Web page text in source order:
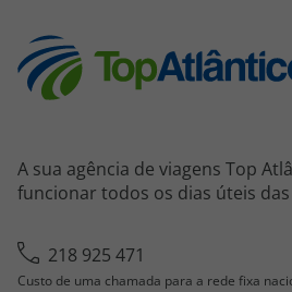
A sua agência de viagens Top
funcionar todos os dias úteis das
218 925 471
Custo de uma chamada para a rede fixa